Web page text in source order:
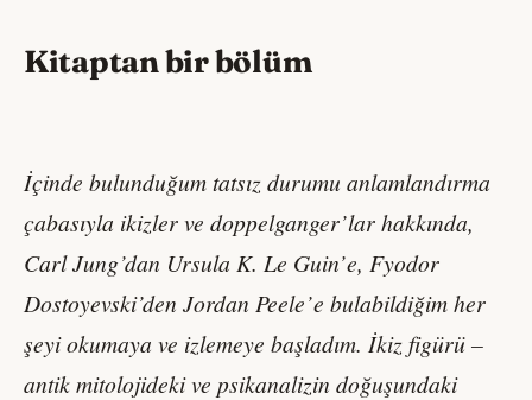
Kitaptan bir bölüm
İçinde bulunduğum tatsız durumu anlamlandırma
çabasıyla ikizler ve doppelganger’lar hakkında,
Carl Jung’dan Ursula K. Le Guin’e, Fyodor
Dostoyevski’den Jordan Peele’e bulabildiğim her
şeyi okumaya ve izlemeye başladım. İkiz figürü –
antik mitolojideki ve psikanalizin doğuşundaki